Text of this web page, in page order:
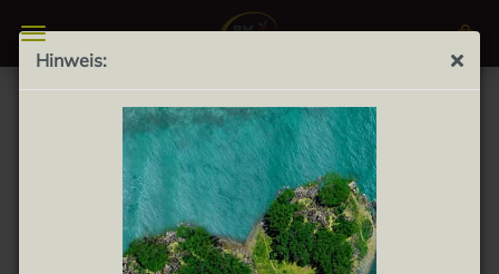
Hinweis:
La Cava Artés 250g - Mischkäse von Garcia Baquero